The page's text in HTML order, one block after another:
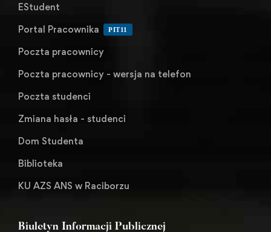
EStudent
Portal Pracownika
PIT11
Poczta pracownicy
Poczta pracownicy - wersja na telefon
Poczta studenci
Zmiana hasła - studenci
Dom Studenta
Biblioteka
KU AZS ANS w Raciborzu
Biuletyn Informacji Publicznej